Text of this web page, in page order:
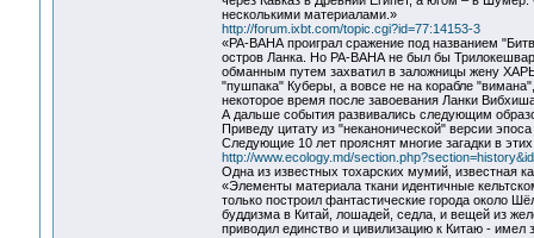
несколькими материалами.»
http://forum.ixbt.com/topic.cgi?id=77:14153-3
«РА-ВАНА проиграл сражение под названием
остров Ланка. Но РА-ВАНА не был бы
обманным путем захватил в заложницы жену
"пушпака" Куберы, а вовсе не на корабле
некоторое время после завоевания Ланки
А дальше события развивались следующим
Приведу цитату из "неканонической" версии
Следующие 10 лет прояснят многие загадки в
http://www.ecology.md/
Одна из известных тохарских мумий, известная
«Элементы материала ткани идентичные
только построил фантастические города около
буддизма в Китай, лошадей, седла, и вещей из
приводил единство и цивилизацию к Китаю - имел